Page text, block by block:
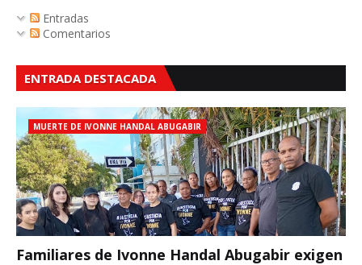
Entradas
Comentarios
ENTRADA DESTACADA
MUERTE DE IVONNE HANDAL ABUGABIR
Familiares de Ivonne Handal Abugabir exigen